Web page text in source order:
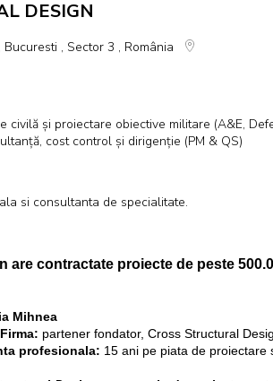
DESIGN
, Sector 3 , România
civilă și proiectare obiective militare (A&E,
cost control și dirigenție (PM & QS)
si consultanta de specialitate.
are contractate proiecte de peste
Mihnea
partener fondator, Cross Structural
profesionala: 15 ani pe piata de proiectare